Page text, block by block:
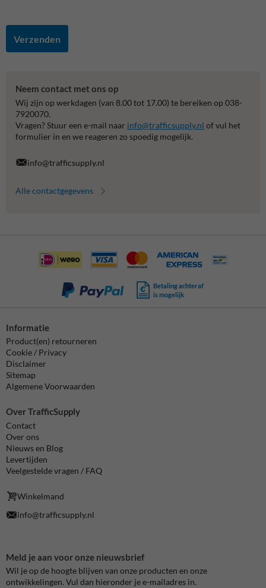
Verzenden
Neem contact met ons op
Wij zijn op werkdagen (van 8.00 tot 17.00) te bereiken op 038-
7920070.
Vragen? Stuur een e-mail naar info@trafficsupply.nl of vul het
formulier in en we reageren zo spoedig mogelijk.
info@trafficsupply.nl
Alle contactgegevens
Betaling achteraf
is mogelijk
Informatie
Product(en) retourneren
Cookie / Privacy
Disclaimer
Sitemap
Algemene Voorwaarden
Over TrafficSupply
Contact
Over ons
Nieuws en Blog
Levertijden
Veelgestelde vragen / FAQ
Winkelmand
info@trafficsupply.nl
Meld je aan voor onze nieuwsbrief
Wil je op de hoogte blijven van onze producten en onze
ontwikkelingen. Vul dan hieronder je e-mailadres in.